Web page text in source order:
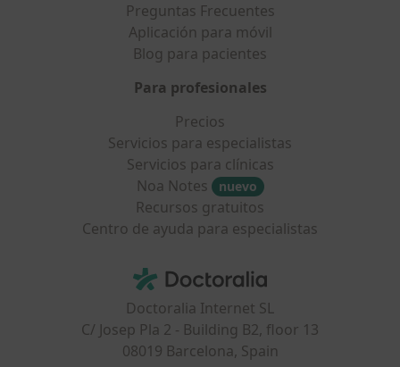
Preguntas Frecuentes
Aplicación para móvil
Blog para pacientes
Para profesionales
Precios
Servicios para especialistas
Servicios para clínicas
Noa Notes
nuevo
Recursos gratuitos
Centro de ayuda para especialistas
Doctoralia - Página de inicio
Doctoralia Internet SL
C/ Josep Pla 2 - Building B2, floor 13
08019 Barcelona, Spain